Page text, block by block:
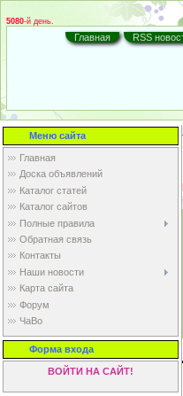
5080-й день.
Главная RSS
Меню сайта
Главная
Доска объявлений
Каталог статей
Каталог сайтов
Полные правила
Обратная связь
Контакты
Наши новости
Карта cайта
Форум
ЧаВо
Форма входа
ВОЙТИ НА САЙТ!